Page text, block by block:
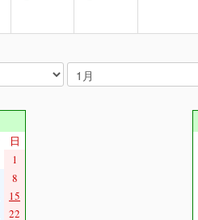
日
1
8
15
22